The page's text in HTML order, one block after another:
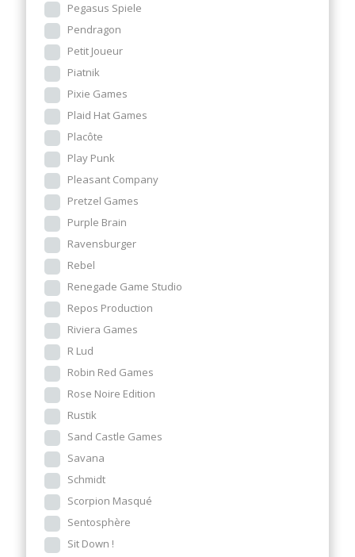
Pegasus Spiele
Pendragon
Petit Joueur
Piatnik
Pixie Games
Plaid Hat Games
Placôte
Play Punk
Pleasant Company
Pretzel Games
Purple Brain
Ravensburger
Rebel
Renegade Game Studio
Repos Production
Riviera Games
R Lud
Robin Red Games
Rose Noire Edition
Rustik
Sand Castle Games
Savana
Schmidt
Scorpion Masqué
Sentosphère
Sit Down !